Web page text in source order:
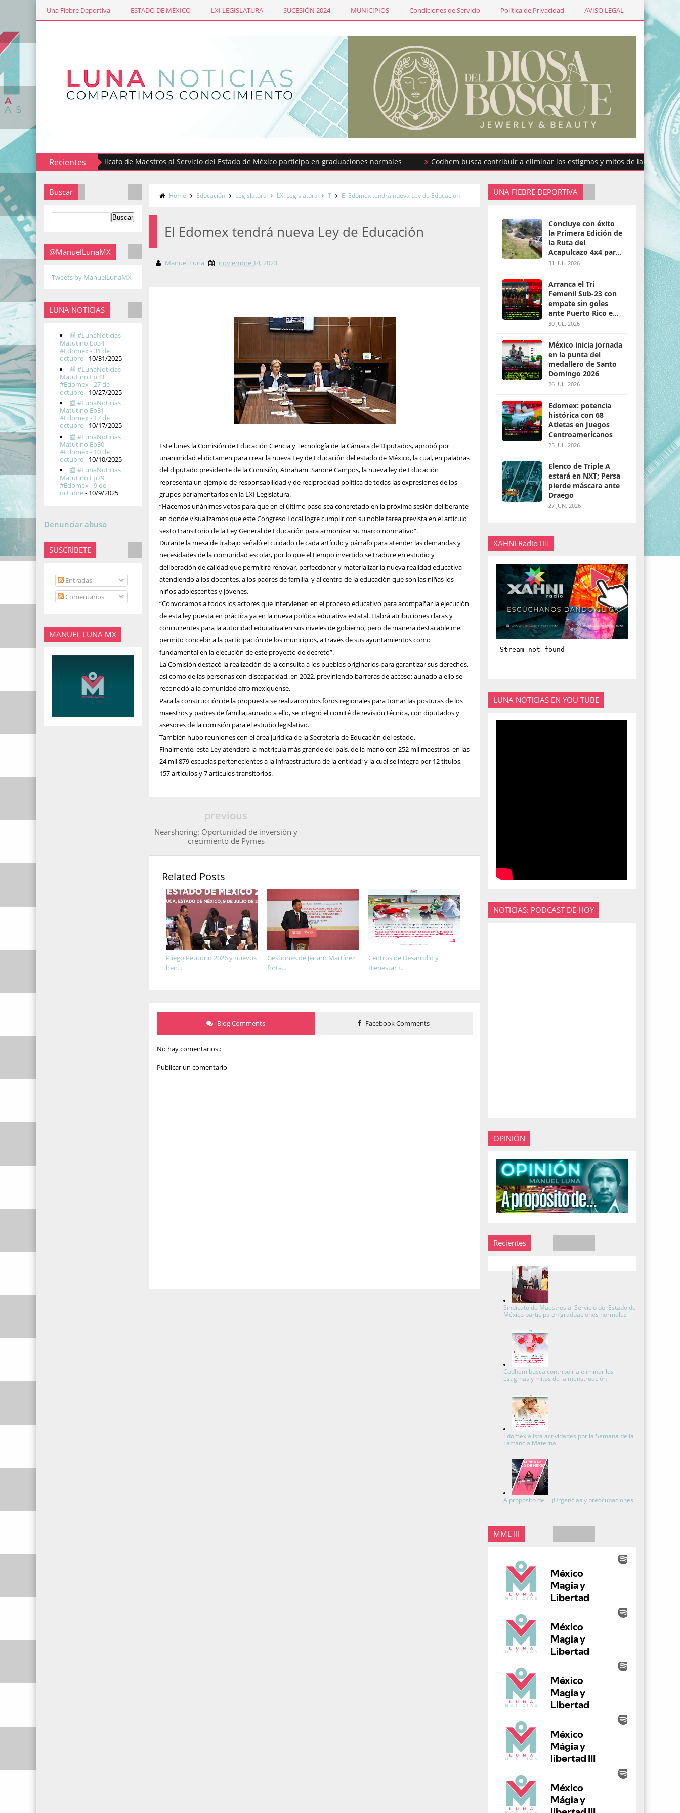
Una Fiebre Deportiva ESTADO DE MÉXICO LXI LEGISLATURA SUCESIÓN 2024 MUNICIPIOS Condiciones de Servicio Política de Privacidad AVISO LEGAL
Recientes
Sindicato de Maestros al Servicio del Estado de México participa en graduaciones normales Codhem busca contribuir a eliminar los estigmas y mitos de la menstruación
Buscar
@ManuelLunaMX
Tweets by ManuelLunaMX
LUNA NOTICIAS
📰 #LunaNoticias
Matutino Ep34|
#Edomex - 31 de
octubre- 10/31/2025
📰 #LunaNoticias
Matutino Ep33|
#Edomex - 27 de
octubre- 10/27/2025
📰 #LunaNoticias
Matutino Ep31|
#Edomex - 17 de
octubre- 10/17/2025
📰 #LunaNoticias
Matutino Ep30|
#Edomex - 10 de
octubre- 10/10/2025
📰 #LunaNoticias
Matutino Ep29|
#Edomex - 9 de
octubre- 10/9/2025
Denunciar abuso
SUSCRÍBETE
Entradas
Comentarios
MANUEL LUNA MX
Home Educación Legislatura LXI Legislatura T El Edomex tendrá nueva Ley de Educación
El Edomex tendrá nueva Ley de Educación
Manuel Luna noviembre 14, 2023
Este lunes la Comisión de Educación Ciencia y Tecnología de la Cámara de Diputados, aprobó por
unanimidad el dictamen para crear la nueva Ley de Educación del estado de México, la cual, en palabras
del diputado presidente de la Comisión, Abraham Saroné Campos, la nueva ley de Educación
representa un ejemplo de responsabilidad y de reciprocidad política de todas las expresiones de los
grupos parlamentarios en la LXI Legislatura.
“Hacemos unánimes votos para que en el último paso sea concretado en la próxima sesión deliberante
en donde visualizamos que este Congreso Local logre cumplir con su noble tarea prevista en el artículo
sexto transitorio de la Ley General de Educación para armonizar su marco normativo”.
Durante la mesa de trabajo señaló el cuidado de cada artículo y párrafo para atender las demandas y
necesidades de la comunidad escolar, por lo que el tiempo invertido se traduce en estudio y
deliberación de calidad que permitirá renovar, perfeccionar y materializar la nueva realidad educativa
atendiendo a los docentes, a los padres de familia, y al centro de la educación que son las niñas los
niños adolescentes y jóvenes.
“Convocamos a todos los actores que intervienen en el proceso educativo para acompañar la ejecución
de esta ley puesta en práctica ya en la nueva política educativa estatal. Habrá atribuciones claras y
concurrentes para la autoridad educativa en sus niveles de gobierno, pero de manera destacable me
permito concebir a la participación de los municipios, a través de sus ayuntamientos como
fundamental en la ejecución de este proyecto de decreto”.
La Comisión destacó la realización de la consulta a los pueblos originarios para garantizar sus derechos,
así como de las personas con discapacidad, en 2022, previniendo barreras de acceso; aunado a ello se
reconoció a la comunidad afro mexiquense.
Para la construcción de la propuesta se realizaron dos foros regionales para tomar las posturas de los
maestros y padres de familia; aunado a ello, se integró el comité de revisión técnica, con diputados y
asesores de la comisión para el estudio legislativo.
También hubo reuniones con el área jurídica de la Secretaría de Educación del estado.
Finalmente, esta Ley atenderá la matrícula más grande del país, de la mano con 252 mil maestros, en las
24 mil 879 escuelas pertenecientes a la infraestructura de la entidad; y la cual se integra por 12 títulos,
157 artículos y 7 artículos transitorios.
previous
Nearshoring: Oportunidad de inversión y
crecimiento de Pymes
Related Posts
Centros de Desarrollo y
Bienestar I...
Gestiones de Jenaro Martínez
forta...
Pliego Petitorio 2026 y nuevos
ben...
Blog Comments Facebook Comments
No hay comentarios.:
Publicar un comentario
UNA FIEBRE DEPORTIVA
Concluye con éxito
la Primera Edición de
la Ruta del
Acapulcazo 4x4 para
parejas
31 JUL. 2026
Arranca el Tri
Femenil Sub-23 con
empate sin goles
ante Puerto Rico en
Santo Domingo 2026
30 JUL. 2026
México inicia jornada
en la punta del
medallero de Santo
Domingo 2026
26 JUL. 2026
Edomex: potencia
histórica con 68
Atletas en Juegos
Centroamericanos
25 JUL. 2026
Elenco de Triple A
estará en NXT; Persa
pierde máscara ante
Draego
27 JUN. 2026
XAHNI Radio 👇🏽
LUNA NOTICIAS EN YOU TUBE
NOTICIAS: PODCAST DE HOY
OPINIÓN
Recientes
Sindicato de Maestros al Servicio del Estado de
México participa en graduaciones normales
Codhem busca contribuir a eliminar los
estigmas y mitos de la menstruación
Edomex alista actividades por la Semana de la
Lactancia Materna
A propósito de… ¡Urgencias y preocupaciones!
MML III